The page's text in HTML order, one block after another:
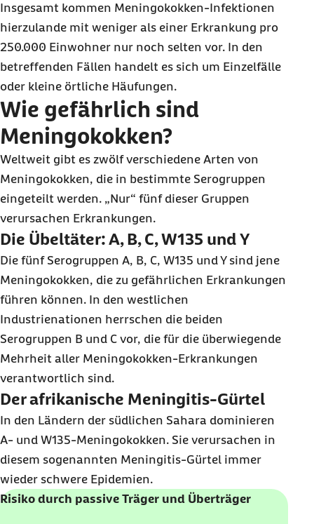
Insgesamt kommen Meningokokken-Infektionen
hierzulande mit weniger als einer Erkrankung pro
250.000 Einwohner nur noch selten vor. In den
betreffenden Fällen handelt es sich um Einzelfälle
oder kleine örtliche Häufungen.
Wie gefährlich sind
Meningokokken?
Weltweit gibt es zwölf verschiedene Arten von
Meningokokken, die in bestimmte Serogruppen
eingeteilt werden. „Nur“ fünf dieser Gruppen
verursachen Erkrankungen.
Die Übeltäter: A, B, C, W135 und Y
Die fünf Serogruppen A, B, C, W135 und Y sind jene
Meningokokken, die zu gefährlichen Erkrankungen
führen können. In den westlichen
Industrienationen herrschen die beiden
Serogruppen B und C vor, die für die überwiegende
Mehrheit aller Meningokokken-Erkrankungen
verantwortlich sind.
Der afrikanische Meningitis-Gürtel
In den Ländern der südlichen Sahara dominieren
A- und W135-Meningokokken. Sie verursachen in
diesem sogenannten Meningitis-Gürtel immer
wieder schwere Epidemien.
Risiko durch passive Träger und Überträger